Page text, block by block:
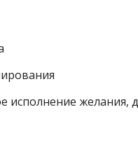
исполнение желания,